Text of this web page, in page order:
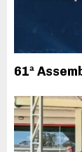
61ª